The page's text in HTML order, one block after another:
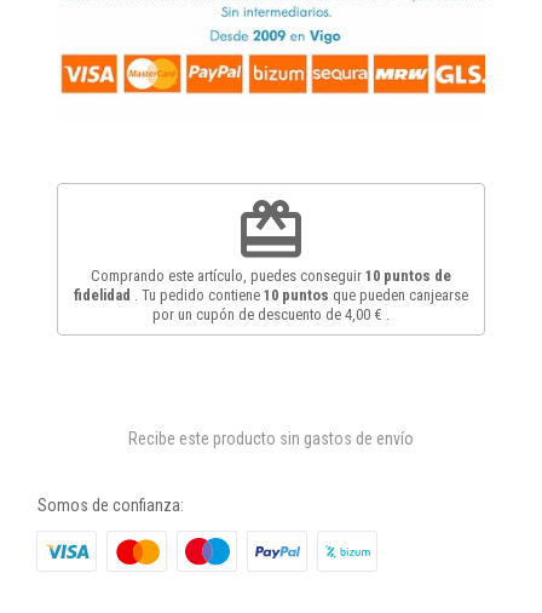
redeem
Comprando este artículo, puedes conseguir 10 puntos de
fidelidad
. Tu pedido contiene 10 puntos que pueden canjearse
por un cupón de descuento de 4,00 €
Recibe este producto sin gastos de envío
Somos de confianza: